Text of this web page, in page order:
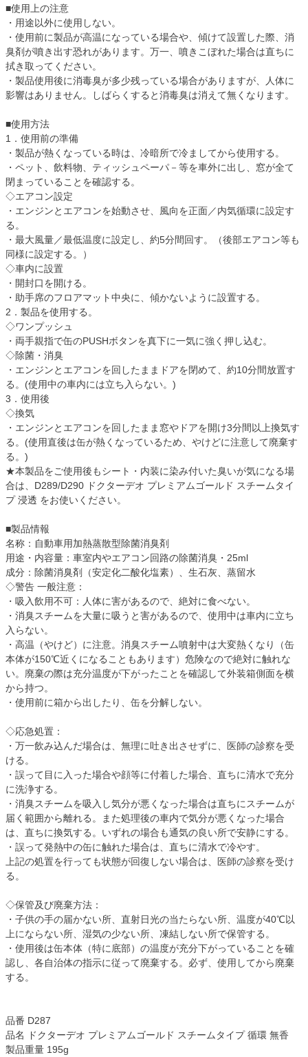
■使用上の注意
・用途以外に使用しない。
・使用前に製品が高温になっている場合や、傾けて設置した際、消
臭剤が噴き出す恐れがあります。万一、噴きこぼれた場合は直ちに
拭き取ってください。
・製品使用後に消毒臭が多少残っている場合がありますが、人体に
影響はありません。しばらくすると消毒臭は消えて無くなります。
■使用方法
1．使用前の準備
・製品が熱くなっている時は、冷暗所で冷ましてから使用する。
・ペット、飲料物、ティッシュペーパ－等を車外に出し、窓が全て
閉まっていることを確認する。
◇エアコン設定
・エンジンとエアコンを始動させ、風向を正面／内気循環に設定す
る。
・最大風量／最低温度に設定し、約5分間回す。（後部エアコン等も
同様に設定する。）
◇車内に設置
・開封口を開ける。
・助手席のフロアマット中央に、傾かないように設置する。
2．製品を使用する。
◇ワンプッシュ
・両手親指で缶のPUSHボタンを真下に一気に強く押し込む。
◇除菌・消臭
・エンジンとエアコンを回したままドアを閉めて、約10分間放置す
る。(使用中の車内には立ち入らない。)
3．使用後
◇換気
・エンジンとエアコンを回したまま窓やドアを開け3分間以上換気す
る。(使用直後は缶が熱くなっているため、やけどに注意して廃棄す
る。)
★本製品をご使用後もシート・内装に染み付いた臭いが気になる場
合は、D289/D290 ドクターデオ プレミアムゴールド スチームタイ
プ 浸透 をお使いください。
■製品情報
名称：自動車用加熱蒸散型除菌消臭剤
用途・内容量：車室内やエアコン回路の除菌消臭・25ml
成分：除菌消臭剤（安定化二酸化塩素）、生石灰、蒸留水
◇警告 一般注意：
・吸入飲用不可：人体に害があるので、絶対に食べない。
・消臭スチームを大量に吸うと害があるので、使用中は車内に立ち
入らない。
・高温（やけど）に注意。消臭スチーム噴射中は大変熱くなり（缶
本体が150℃近くになることもあります）危険なので絶対に触れな
い。廃棄の際は充分温度が下がったことを確認して外装箱側面を横
から持つ。
・使用前に箱から出したり、缶を分解しない。
◇応急処置：
・万一飲み込んだ場合は、無理に吐き出させずに、医師の診察を受
ける。
・誤って目に入った場合や顔等に付着した場合、直ちに清水で充分
に洗浄する。
・消臭スチームを吸入し気分が悪くなった場合は直ちにスチームが
届く範囲から離れる。また処理後の車内で気分が悪くなった場合
は、直ちに換気する。いずれの場合も通気の良い所で安静にする。
・誤って発熱中の缶に触れた場合は、直ちに清水で冷やす。
上記の処置を行っても状態が回復しない場合は、医師の診察を受け
る。
◇保管及び廃棄方法：
・子供の手の届かない所、直射日光の当たらない所、温度が40℃以
上にならない所、湿気の少ない所、凍結しない所で保管する。
・使用後は缶本体（特に底部）の温度が充分下がっていることを確
認し、各自治体の指示に従って廃棄する。必ず、使用してから廃棄
する。
品番 D287
品名 ドクターデオ プレミアムゴールド スチームタイプ 循環 無香
製品重量 195g